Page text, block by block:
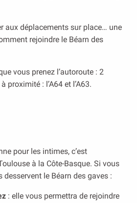
aux déplacements sur place… une
rejoindre le Béarn des
vous prenez l’autoroute : 2
proximité : l’A64 et l’A63.
pour les intimes, c’est
à la Côte-Basque. Si vous
desservent le Béarn des gaves :
: elle vous permettra de rejoindre